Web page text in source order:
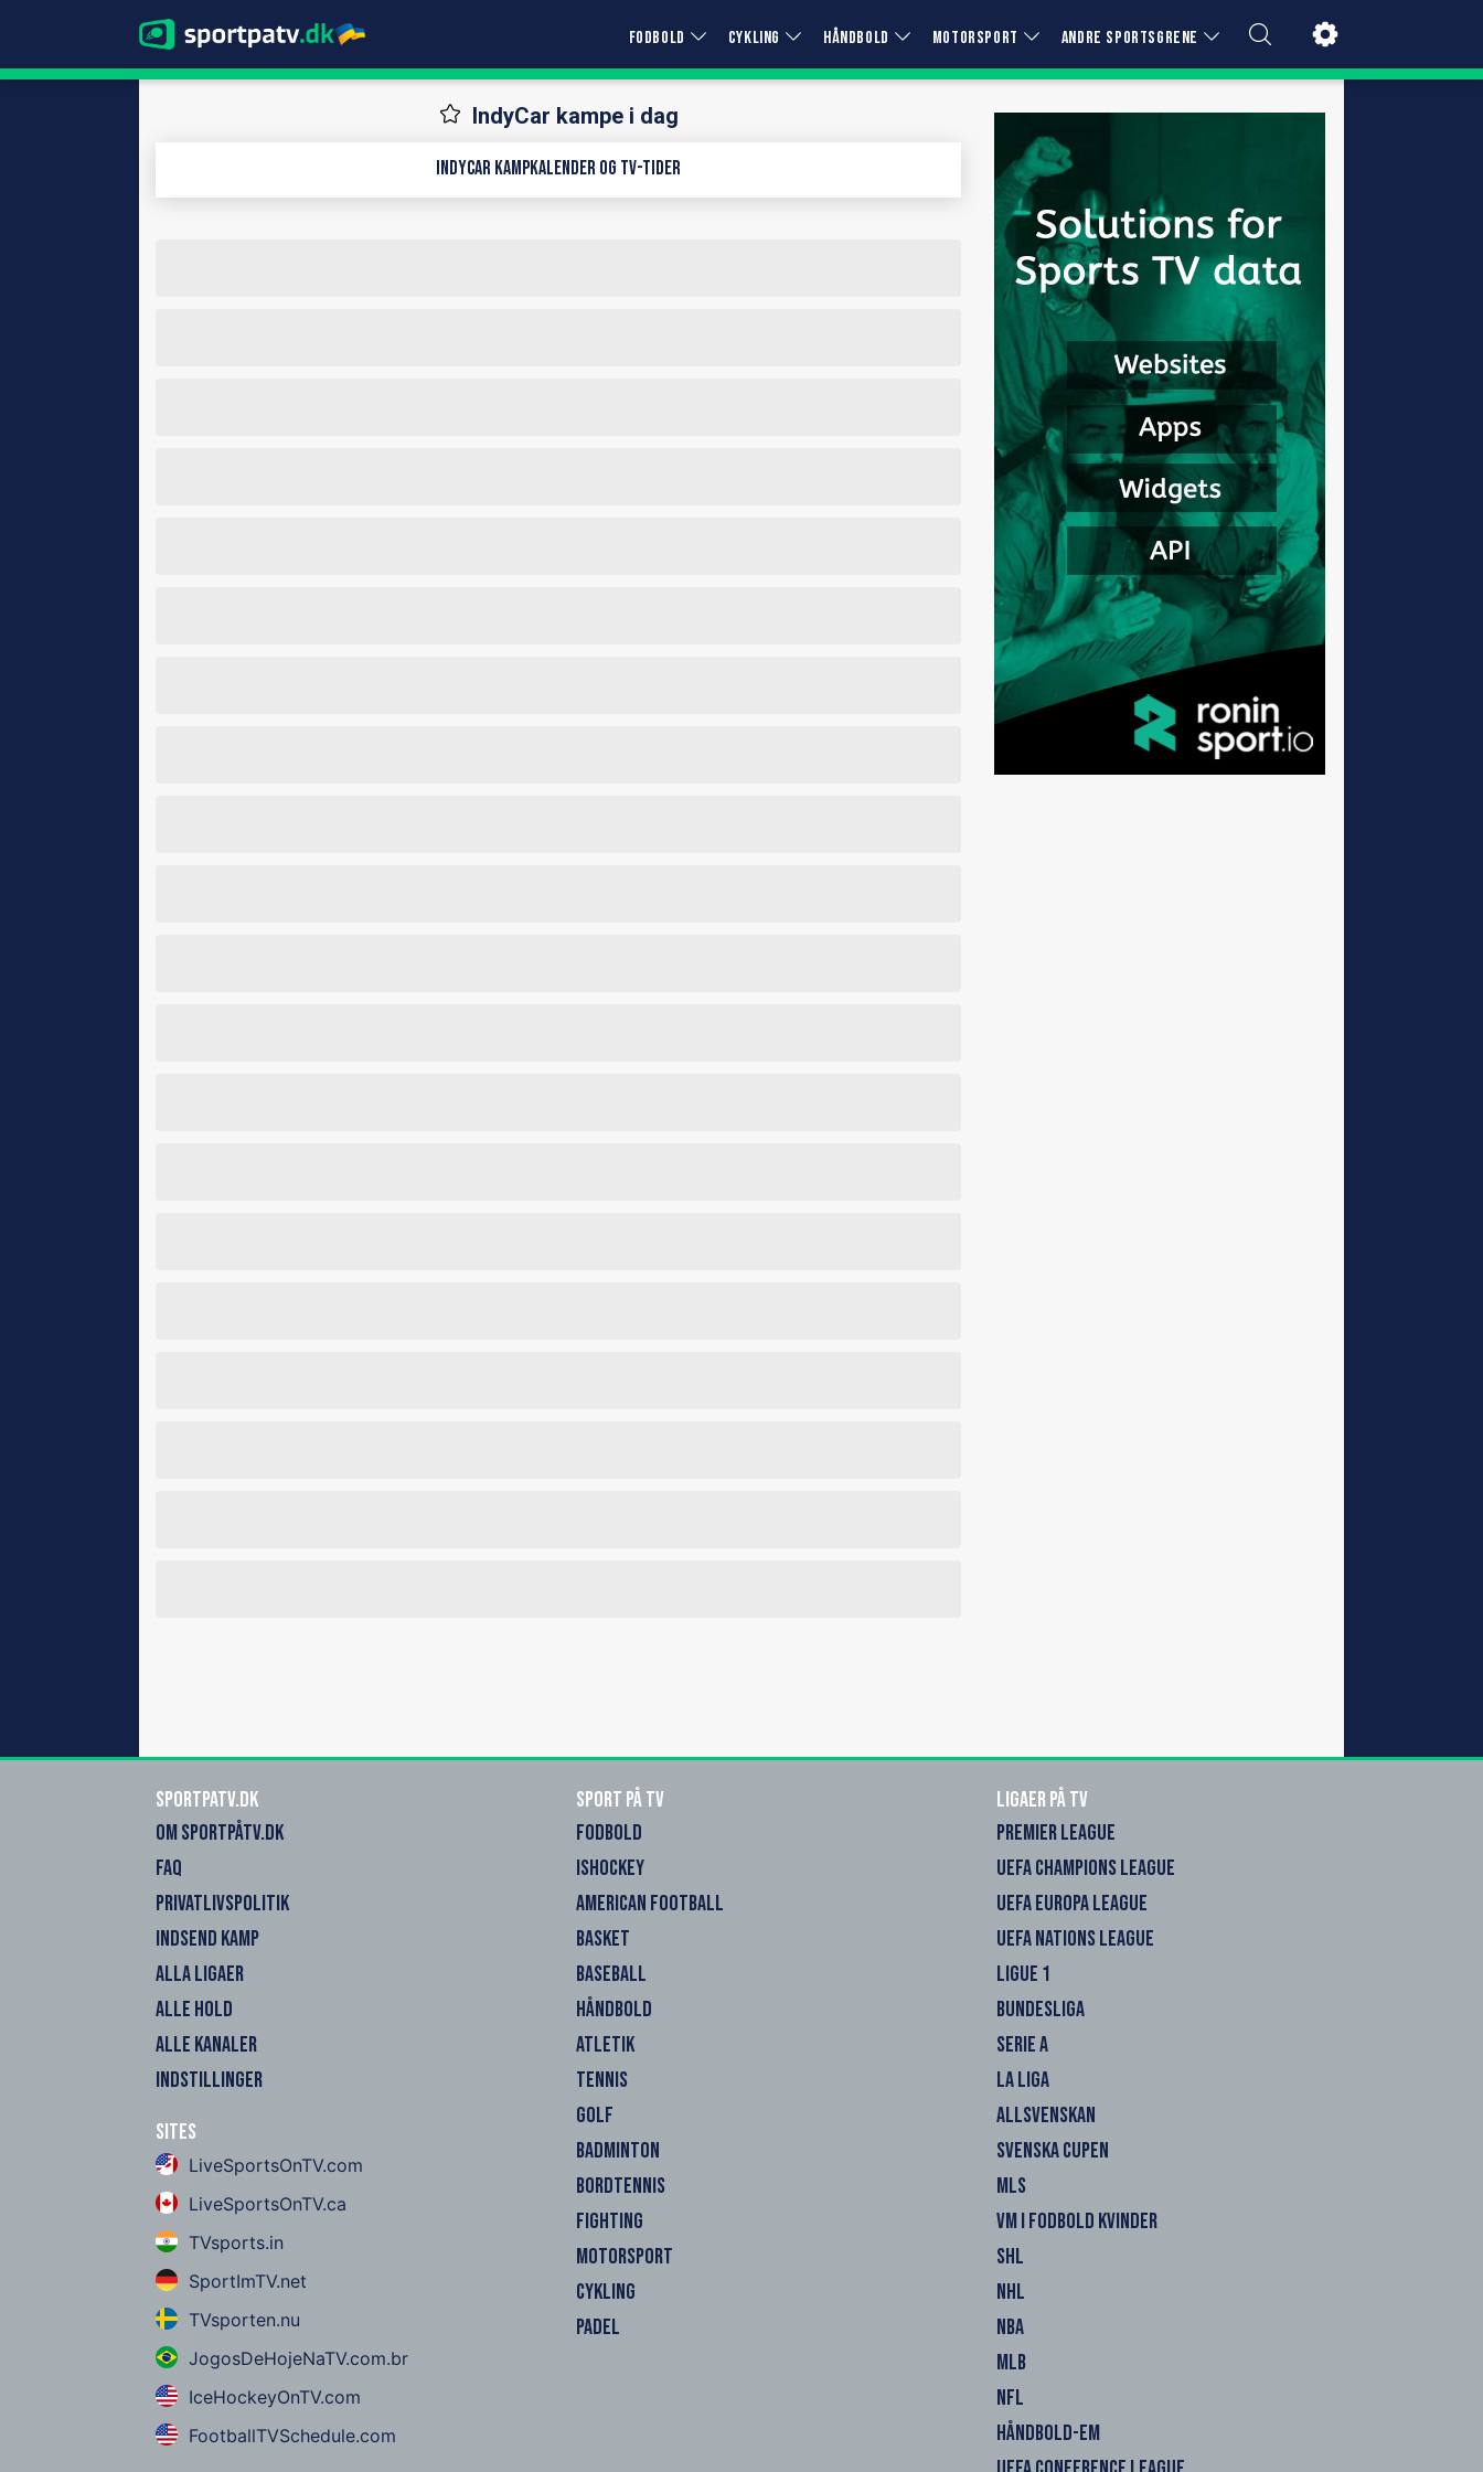
FODBOLD CYKLING HÅNDBOLD MOTORSPORT ANDRE SPORTSGRENE
IndyCar kampe i dag
IndyCar kampkalender og TV-tider
SportPaTV.dk
OM SPORTPÅTV.DK
FAQ
PRIVATLIVSPOLITIK
INDSEND KAMP
ALLA LIGAER
ALLE HOLD
ALLE KANALER
INDSTILLINGER
Sites
LiveSportsOnTV.com
LiveSportsOnTV.ca
TVsports.in
SportImTV.net
TVsporten.nu
JogosDeHojeNaTV.com.br
IceHockeyOnTV.com
FootballTVSchedule.com
Sport på TV
FODBOLD
ISHOCKEY
AMERICAN FOOTBALL
BASKET
BASEBALL
HÅNDBOLD
ATLETIK
TENNIS
GOLF
BADMINTON
BORDTENNIS
FIGHTING
MOTORSPORT
CYKLING
PADEL
Ligaer på TV
PREMIER LEAGUE
UEFA CHAMPIONS LEAGUE
UEFA EUROPA LEAGUE
UEFA NATIONS LEAGUE
LIGUE 1
BUNDESLIGA
SERIE A
LA LIGA
ALLSVENSKAN
SVENSKA CUPEN
MLS
VM I FODBOLD KVINDER
SHL
NHL
NBA
MLB
NFL
HÅNDBOLD-EM